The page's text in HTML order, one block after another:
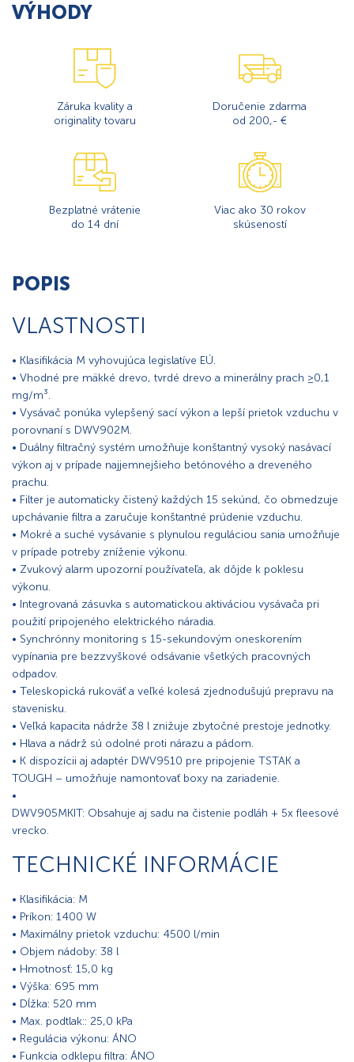
VÝHODY
Záruka kvality a
originality tovaru
Doručenie zdarma
od 200,- €
Bezplatné vrátenie
do 14 dní
Viac ako 30 rokov
skúseností
POPIS
VLASTNOSTI
• Klasifikácia M vyhovujúca legislatíve EÚ.
• Vhodné pre mäkké drevo, tvrdé drevo a minerálny prach ≥0,1
mg/m³.
• Vysávač ponúka vylepšený sací výkon a lepší prietok vzduchu v
porovnaní s DWV902M.
• Duálny filtračný systém umožňuje konštantný vysoký nasávací
výkon aj v prípade najjemnejšieho betónového a dreveného
prachu.
• Filter je automaticky čistený každých 15 sekúnd, čo obmedzuje
upchávanie filtra a zaručuje konštantné prúdenie vzduchu.
• Mokré a suché vysávanie s plynulou reguláciou sania umožňuje
v prípade potreby zníženie výkonu.
• Zvukový alarm upozorní používateľa, ak dôjde k poklesu
výkonu.
• Integrovaná zásuvka s automatickou aktiváciou vysávača pri
použití pripojeného elektrického náradia.
• Synchrónny monitoring s 15-sekundovým oneskorením
vypínania pre bezzvyškové odsávanie všetkých pracovných
odpadov.
• Teleskopická rukoväť a veľké kolesá zjednodušujú prepravu na
stavenisku.
• Veľká kapacita nádrže 38 l znižuje zbytočné prestoje jednotky.
• Hlava a nádrž sú odolné proti nárazu a pádom.
• K dispozícii aj adaptér DWV9510 pre pripojenie TSTAK a
TOUGH – umožňuje namontovať boxy na zariadenie.
•
DWV905MKIT: Obsahuje aj sadu na čistenie podláh + 5x fleesové
vrecko.
TECHNICKÉ INFORMÁCIE
• Klasifikácia: M
• Príkon: 1400 W
• Maximálny prietok vzduchu: 4500 l/min
• Objem nádoby: 38 l
• Hmotnosť: 15,0 kg
• Výška: 695 mm
• Dĺžka: 520 mm
• Max. podtlak:: 25,0 kPa
• Regulácia výkonu: ÁNO
• Funkcia odklepu filtra: ÁNO